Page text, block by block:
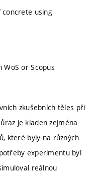
using
or Scopus
zkušebních těles při
je kladen zejména
které byly na různých
experimentu byl
reálnou